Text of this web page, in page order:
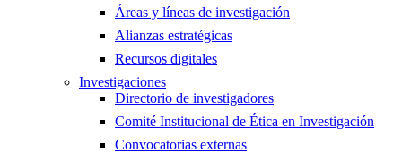
Áreas y líneas de investigación
Alianzas estratégicas
Recursos digitales
Investigaciones
Directorio de investigadores
Comité Institucional de Ética en Investigación
Convocatorias externas